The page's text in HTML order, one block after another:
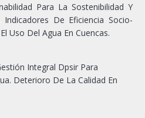
Para La Sostenibilidad Y
De Eficiencia Socio-
Uso Del Agua En Cuencas.
Integral Dpsir Para
Deterioro De La Calidad En